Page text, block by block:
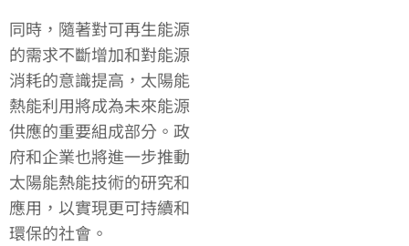
同時，隨著對可再生能源
的需求不斷增加和對能源
消耗的意識提高，太陽能
熱能利用將成為未來能源
供應的重要組成部分。政
府和企業也將進一步推動
太陽能熱能技術的研究和
應用，以實現更可持續和
環保的社會。